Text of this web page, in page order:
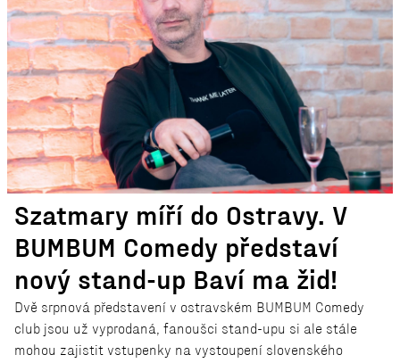
Szatmary míří do Ostravy. V
BUMBUM Comedy představí
nový stand-up Baví ma žid!
Dvě srpnová představení v ostravském BUMBUM Comedy
club jsou už vyprodaná, fanoušci stand-upu si ale stále
mohou zajistit vstupenky na vystoupení slovenského